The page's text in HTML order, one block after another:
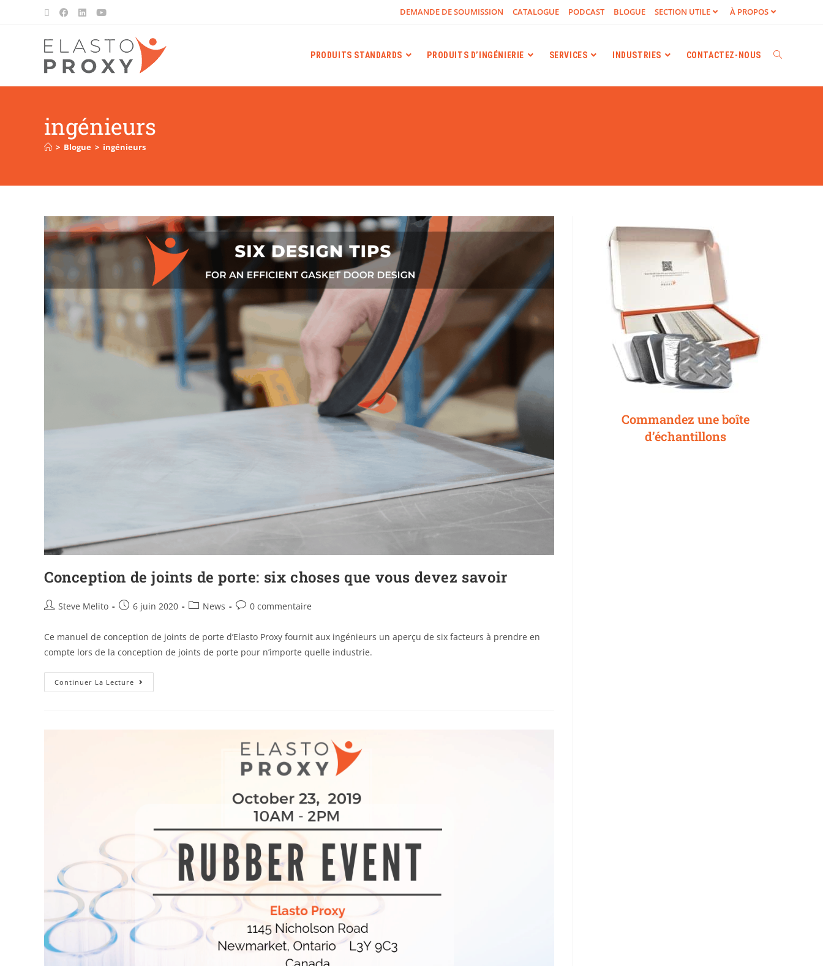
DEMANDE DE SOUMISSION CATALOGUE PODCAST BLOGUE SECTION UTILE À PROPOS
PRODUITS STANDARDS PRODUITS D’INGÉNIERIE SERVICES INDUSTRIES CONTACTEZ-NOUS
ingénieurs
> Blogue > ingénieurs
Conception de joints de porte: six choses que vous devez savoir
Steve Melito 6 juin 2020 News 0 commentaire
Ce manuel de conception de joints de porte d’Elasto Proxy fournit aux ingénieurs un aperçu de six facteurs à prendre en
compte lors de la conception de joints de porte pour n’importe quelle industrie.
Continuer La Lecture
Commandez une boîte
d’échantillons